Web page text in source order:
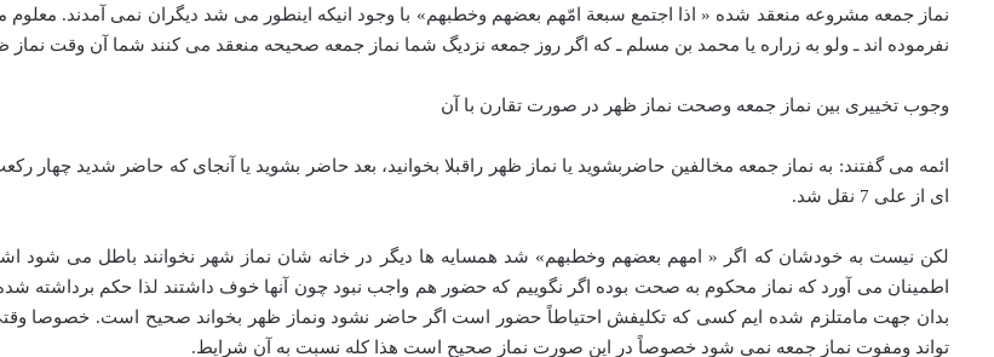
نفرموده اند ـ‌ ولو به زراره یا محمد بن مسلم ـ که اگر روز جمعه نزدیگ شما نماز جمعه صحیحه منعقد می کنند شما آن وقت
وجوب تخییری بین نماز جمعه وصحت نماز ظهر در صورت تقارن با آن
ائمه می گفتند: به نماز جمعه مخالفین حاضربشوید یا نماز ظهر راقبلا بخوانید، بعد حاضر بشوید یا آنجای که حاضر شدید چهار
ای از علی 7 نقل شد.
لکن نیست به خودشان که اگر « امهم بعضهم وخطبهم» شد همسایه ها دیگر در خانه شان نماز شهر نخوانند باطل می شود
اطمینان می آورد که نماز محکوم به صحت بوده اگر نگوییم که حضور هم واجب نبود چون آنها خوف داشتند لذا حکم برداشته
بدان جهت مامتلزم شده ایم کسی که تکلیفش احتیاطاً حضور است اگر حاضر نشود ونماز ظهر بخواند صحیح است. خصوصا وقتی
تواند ومفوت نماز جمعه نمی شود خصوصاً در این صورت نماز صحیح است هذا کله نسبت به آن شرایط.